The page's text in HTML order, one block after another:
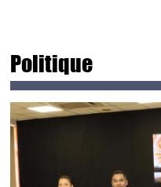
Politique
Main picture